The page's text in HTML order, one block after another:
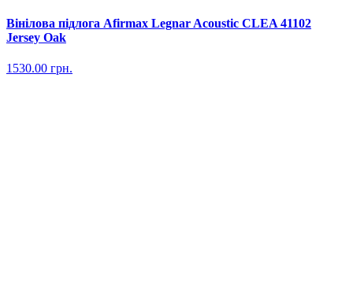
Вінілова підлога Afirmax Legnar Acoustic CLEA 41102
Jersey Oak
1530.00 грн.